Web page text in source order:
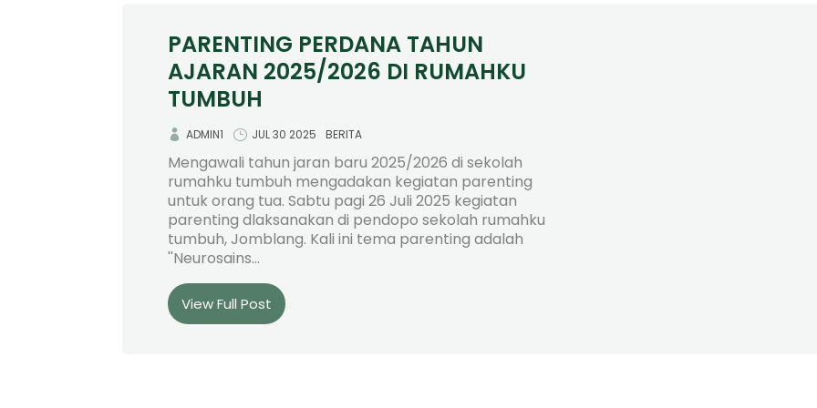
PARENTING PERDANA TAHUN
AJARAN 2025/2026 DI RUMAHKU
TUMBUH
ADMIN1 JUL 30 2025 BERITA
Mengawali tahun jaran baru 2025/2026 di sekolah
rumahku tumbuh mengadakan kegiatan parenting
untuk orang tua. Sabtu pagi 26 Juli 2025 kegiatan
parenting dlaksanakan di pendopo sekolah rumahku
tumbuh, Jomblang. Kali ini tema parenting adalah
''Neurosains...
View Full Post